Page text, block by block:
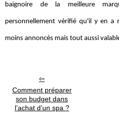
baignoire de la meilleure
personnellement vérifié qu'il y en a
moins annoncés mais tout aussi
Comment préparer
son budget dans
l’achat d’un spa ?